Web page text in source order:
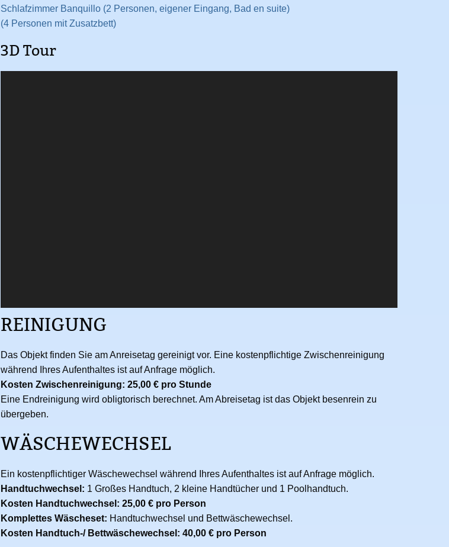
Schlafzimmer Banquillo (2 Personen, eigener Eingang, Bad en suite)
(4 Personen mit Zusatzbett)
3D Tour
REINIGUNG
Das Objekt finden Sie am Anreisetag gereinigt vor. Eine kostenpflichtige Zwischenreinigung
während Ihres Aufenthaltes ist auf Anfrage möglich.
Kosten Zwischenreinigung: 25,00 € pro Stunde
Eine Endreinigung wird obligtorisch berechnet. Am Abreisetag ist das Objekt besenrein zu
übergeben.
WÄSCHEWECHSEL
Ein kostenpflichtiger Wäschewechsel während Ihres Aufenthaltes ist auf Anfrage möglich.
Handtuchwechsel: 1 Großes Handtuch, 2 kleine Handtücher und 1 Poolhandtuch.
Kosten Handtuchwechsel: 25,00 € pro Person
Komplettes Wäscheset: Handtuchwechsel und Bettwäschewechsel.
Kosten Handtuch-/ Bettwäschewechsel: 40,00 € pro Person